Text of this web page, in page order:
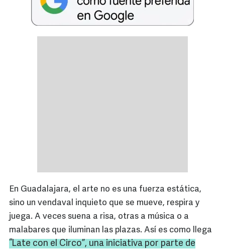
En Guadalajara, el arte no es una fuerza estática,
sino un vendaval inquieto que se mueve, respira y
juega. A veces suena a risa, otras a música o a
malabares que iluminan las plazas. Así es como llega
“Late con el Circo”, una iniciativa por parte de